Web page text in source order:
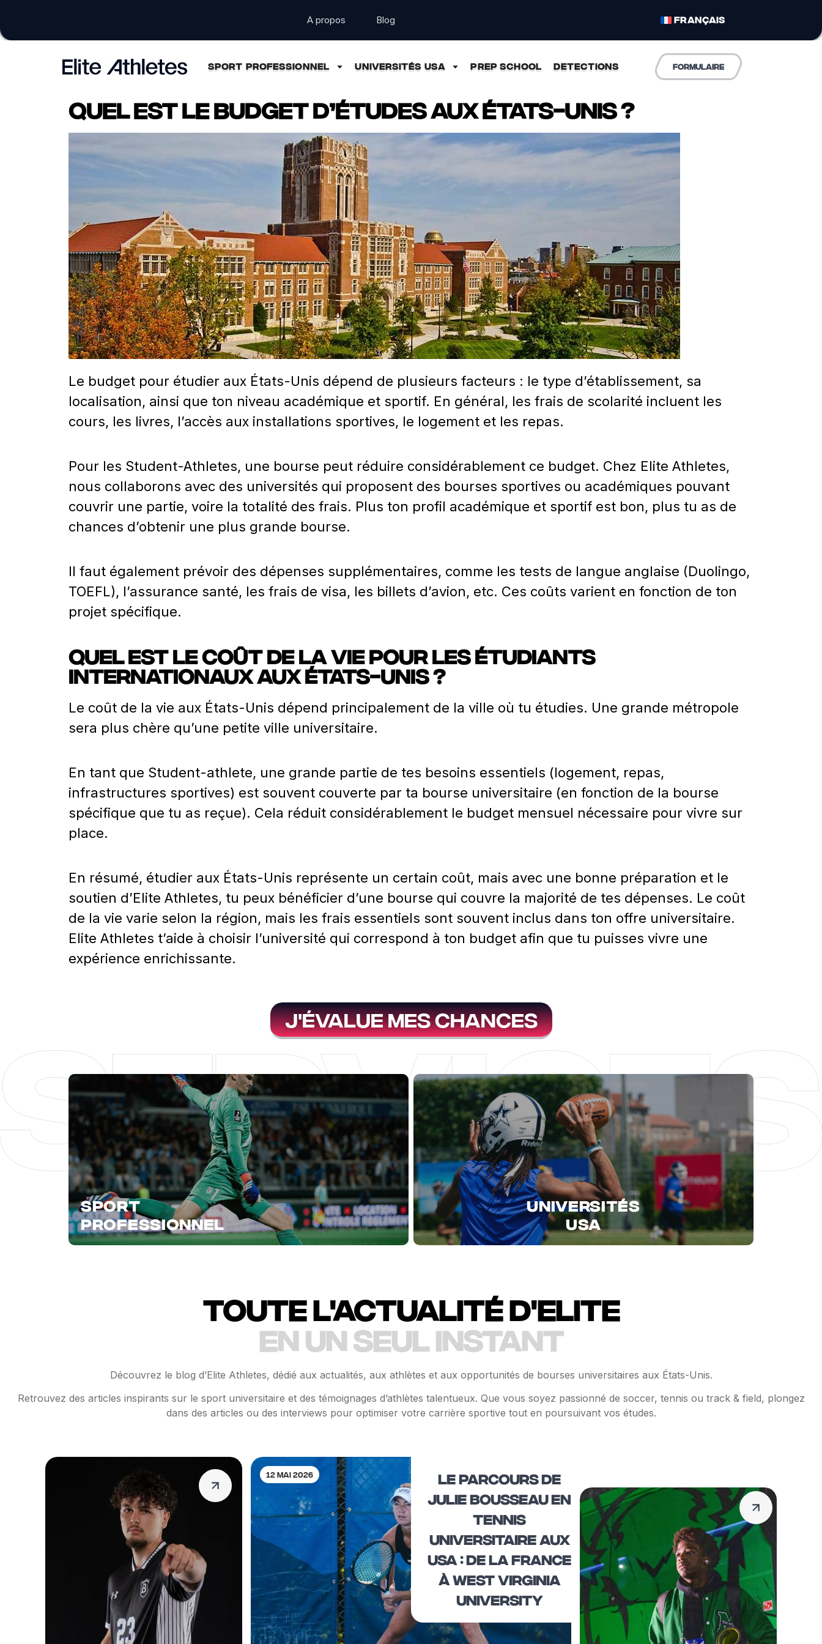
A propos Blog FRANÇAIS
SPORT PROFESSIONNEL UNIVERSITÉS USA PREP SCHOOL DETECTIONS formulaire
Quel est le budget d’études aux États-Unis ?
Le budget pour étudier aux États-Unis dépend de plusieurs facteurs : le type d’établissement, sa
localisation, ainsi que ton niveau académique et sportif. En général, les frais de scolarité incluent les
cours, les livres, l’accès aux installations sportives, le logement et les repas.
Pour les Student-Athletes, une bourse peut réduire considérablement ce budget. Chez Elite Athletes,
nous collaborons avec des universités qui proposent des bourses sportives ou académiques pouvant
couvrir une partie, voire la totalité des frais. Plus ton profil académique et sportif est bon, plus tu as de
chances d’obtenir une plus grande bourse.
Il faut également prévoir des dépenses supplémentaires, comme les tests de langue anglaise (Duolingo,
TOEFL), l’assurance santé, les frais de visa, les billets d’avion, etc. Ces coûts varient en fonction de ton
projet spécifique.
Quel est le coût de la vie pour les étudiants
internationaux aux États-Unis ?
Le coût de la vie aux États-Unis dépend principalement de la ville où tu étudies. Une grande métropole
sera plus chère qu’une petite ville universitaire.
En tant que Student-athlete, une grande partie de tes besoins essentiels (logement, repas,
infrastructures sportives) est souvent couverte par ta bourse universitaire (en fonction de la bourse
spécifique que tu as reçue). Cela réduit considérablement le budget mensuel nécessaire pour vivre sur
place.
En résumé, étudier aux États-Unis représente un certain coût, mais avec une bonne préparation et le
soutien d’Elite Athletes, tu peux bénéficier d’une bourse qui couvre la majorité de tes dépenses. Le coût
de la vie varie selon la région, mais les frais essentiels sont souvent inclus dans ton offre universitaire.
Elite Athletes t’aide à choisir l’université qui correspond à ton budget afin que tu puisses vivre une
expérience enrichissante.
j'évalue mes chances
SPORT
PROFESSIONNEL
UNIVERSITÉS
USA
Toute l'actualité d'Elite
en un seul instant
Découvrez le blog d’Elite Athletes, dédié aux actualités, aux athlètes et aux opportunités de bourses universitaires aux États-Unis.
Retrouvez des articles inspirants sur le sport universitaire et des témoignages d’athlètes talentueux. Que vous soyez passionné de soccer, tennis ou track & field, plongez
dans des articles ou des interviews pour optimiser votre carrière sportive tout en poursuivant vos études.
12 mai 2026
LE PARCOURS DE
JULIE BOUSSEAU EN
TENNIS
UNIVERSITAIRE AUX
USA : DE LA FRANCE
À WEST VIRGINIA
UNIVERSITY